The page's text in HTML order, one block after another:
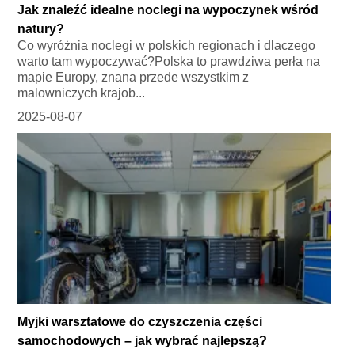
Jak znaleźć idealne noclegi na wypoczynek wśród
natury?
Co wyróżnia noclegi w polskich regionach i dlaczego
warto tam wypoczywać?Polska to prawdziwa perła na
mapie Europy, znana przede wszystkim z
malowniczych krajob...
2025-08-07
Myjki warsztatowe do czyszczenia części
samochodowych – jak wybrać najlepszą?